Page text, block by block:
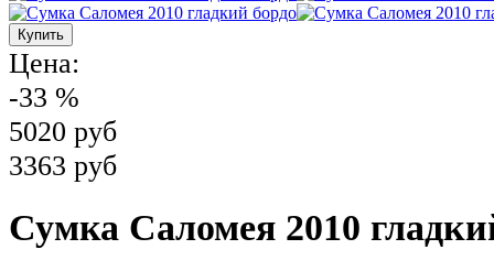
Цена:
-33 %
5020 руб
3363 руб
Сумка Саломея 2010